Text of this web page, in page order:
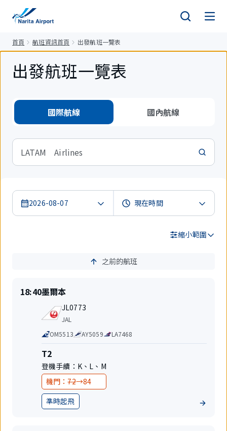
首頁 航班資訊首頁 出發航班一覽表
出發航班一覽表
國際航線 國內航線
LATAM Airlines
2026-08-07
縮小範圍
結
果
之前的航班
準
時
18:40目
的
墨爾本
航
班
號
JL0773
航
公
司
JAL
代
碼
共
享
航
班
OM5513 AY5059 LA7468
航
站
樓
T2
登機手續： K、 L 、 M
機門：變
更
前
72→變
84
地準時起飛